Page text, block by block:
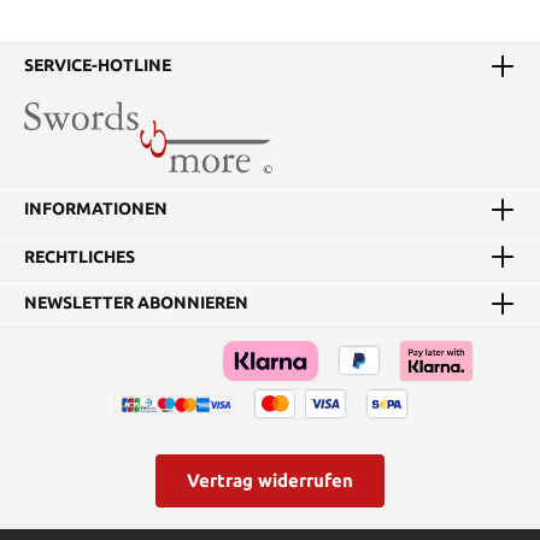
Katana Sollten Sie ein
Artikel der nicht Teil
unseres Programms ist
schärfen lassen wollen, so
würden wir Sie bitten
über den Schleifservice
Anschließend drucken
Bestellbestätigung aus
oder Schwert frei an die
2-20 22113 Hamburg
Ausdruck Ihrer
Bestellbestätigung. Auf
diese Art und Weise ist
Details: Gesamtlänge: ca.
SERVICE-HOTLINE
INFORMATIONEN
RECHTLICHES
NEWSLETTER ABONNIEREN
Vertrag widerrufen